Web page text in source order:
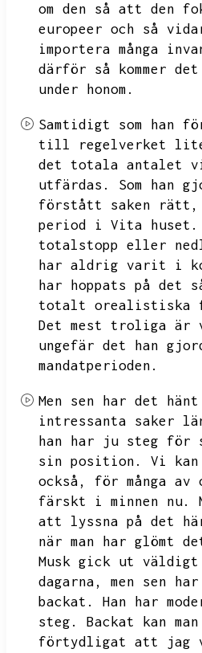
om den så att den
europeer och så
importera många
därför så kommer
under honom.
Samtidigt som han
till regelverket lite
det totala antalet
utfärdas.
Som han
förstått saken rätt,
period i Vita huset.
totalstopp eller
har aldrig varit i
har hoppats på det
totalt orealistiska
Det mest troliga är
ungefär det han
mandatperioden.
Men sen har det
intressanta saker
han har ju steg för
sin position.
Vi
också,
för många av
färskt i minnen nu.
att lyssna på det
när man har glömt
Musk gick ut
dagarna,
men sen
backat.
Han har
steg.
Backat kan
förtydligat att jag